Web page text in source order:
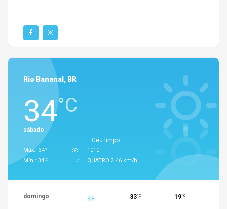
Rio Bananal, BR
34°C
Céu limpo
sábado
Máx.: 34°C
Mín.: 34°C
1010
QUATRO 3.46 km/h
domingo 33°C 19°C